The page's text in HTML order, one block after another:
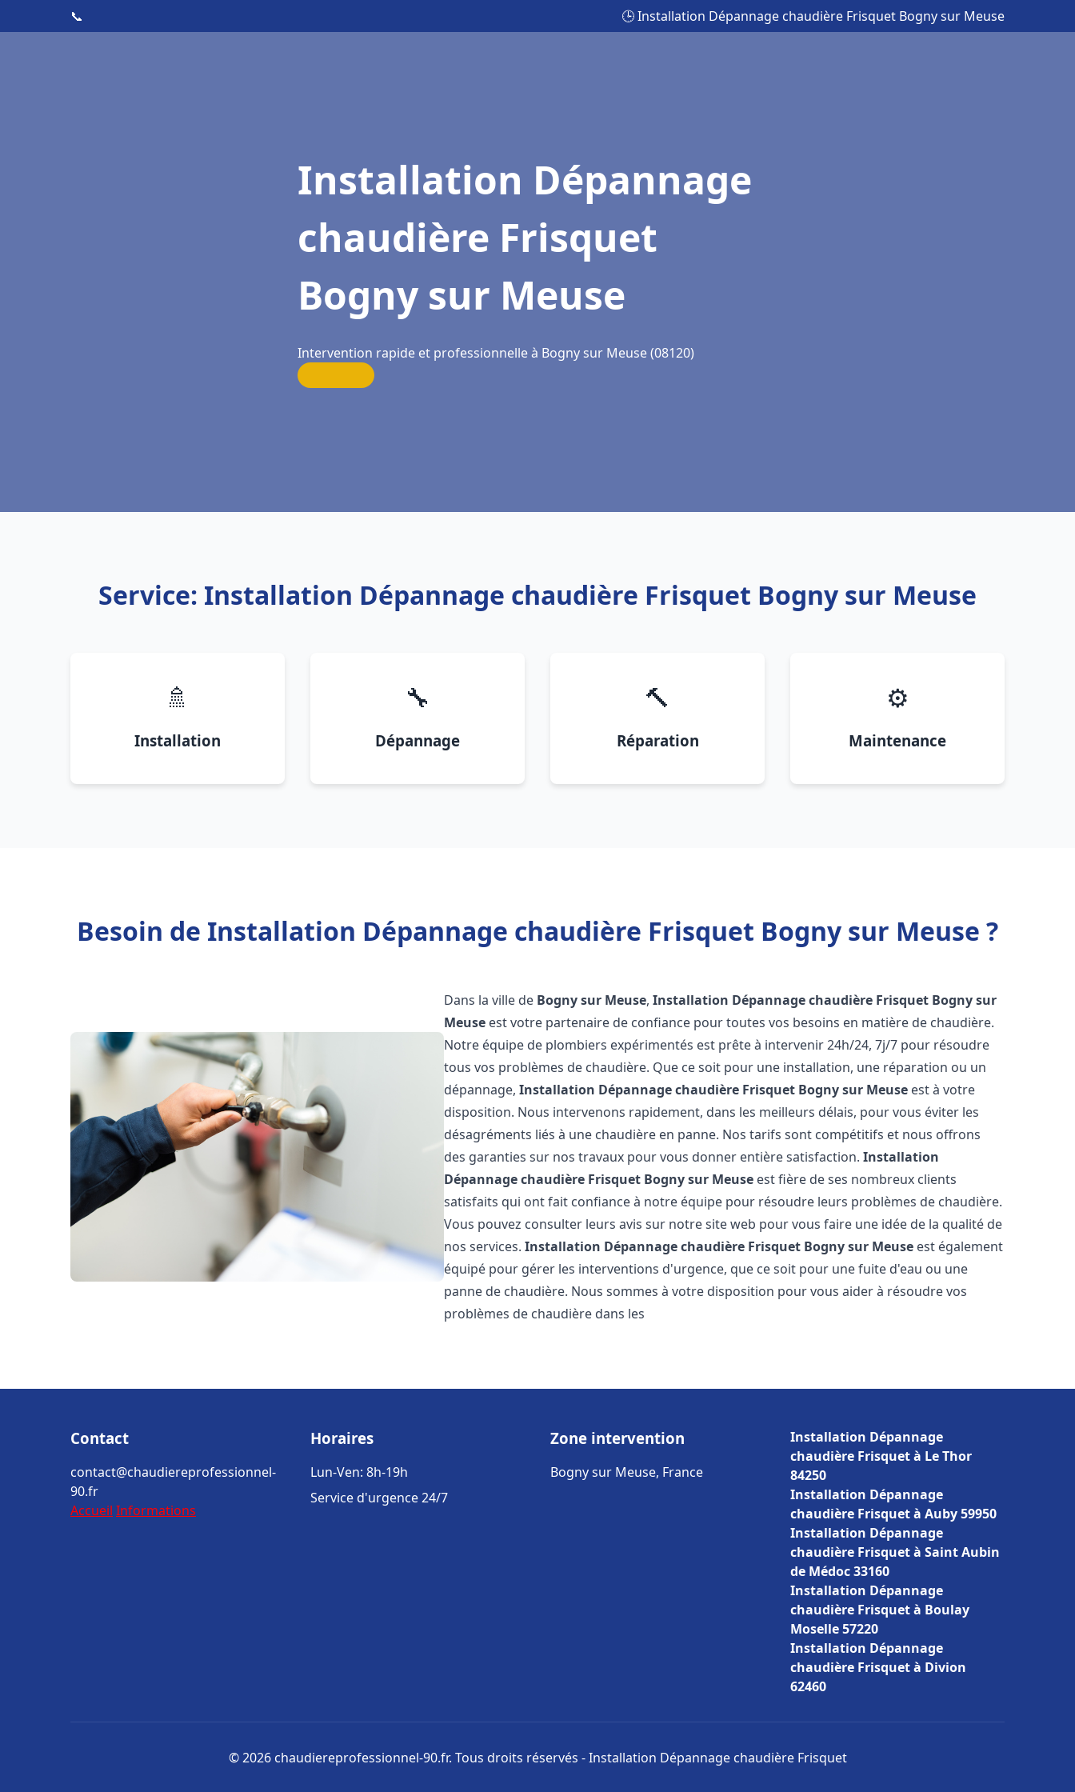
📞 🕒 Installation Dépannage chaudière Frisquet Bogny sur Meuse
Installation Dépannage
chaudière Frisquet
Bogny sur Meuse
Intervention rapide et professionnelle à Bogny sur Meuse (08120)
Service: Installation Dépannage chaudière Frisquet Bogny sur Meuse
🚿
Installation
🔧
Dépannage
🔨
Réparation
⚙️
Maintenance
Besoin de Installation Dépannage chaudière Frisquet Bogny sur Meuse ?
Dans la ville de Bogny sur Meuse,Installation Dépannage chaudière Frisquet Bogny sur
Meuse est votre partenaire de confiance pour toutes vos besoins en matière de chaudière.
Notre équipe de plombiers expérimentés est prête à intervenir 24h/24, 7j/7 pour résoudre
tous vos problèmes de chaudière. Que ce soit pour une installation, une réparation ou un
dépannage,Installation Dépannage chaudière Frisquet Bogny sur Meuse est à votre
disposition. Nous intervenons rapidement, dans les meilleurs délais, pour vous éviter les
désagréments liés à une chaudière en panne. Nos tarifs sont compétitifs et nous offrons
des garanties sur nos travaux pour vous donner entière satisfaction.Installation
Dépannage chaudière Frisquet Bogny sur Meuse est fière de ses nombreux clients
satisfaits qui ont fait confiance à notre équipe pour résoudre leurs problèmes de chaudière.
Vous pouvez consulter leurs avis sur notre site web pour vous faire une idée de la qualité de
nos services.Installation Dépannage chaudière Frisquet Bogny sur Meuse est également
équipé pour gérer les interventions d'urgence, que ce soit pour une fuite d'eau ou une
panne de chaudière. Nous sommes à votre disposition pour vous aider à résoudre vos
problèmes de chaudière dans les
Contact
contact@chaudiereprofessionnel-
90.fr
Accueil Informations
Horaires
Lun-Ven: 8h-19h
Service d'urgence 24/7
Zone intervention
Bogny sur Meuse, France
Installation Dépannage
chaudière Frisquet à Le Thor
84250
Installation Dépannage
chaudière Frisquet à Auby 59950
Installation Dépannage
chaudière Frisquet à Saint Aubin
de Médoc 33160
Installation Dépannage
chaudière Frisquet à Boulay
Moselle 57220
Installation Dépannage
chaudière Frisquet à Divion
62460
© 2026 chaudiereprofessionnel-90.fr. Tous droits réservés - Installation Dépannage chaudière Frisquet